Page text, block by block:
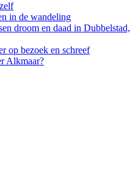
in de wandeling
droom en daad in Dubbelstad,
op bezoek en schreef
Alkmaar?